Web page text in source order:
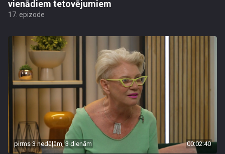
vienādiem tetovējumiem
17. epizode
pirms 3 nedēļām, 3 dienām 00:02:40